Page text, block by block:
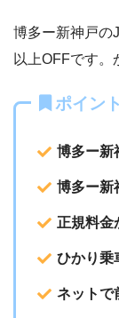
博多ー新神戸の
以上OFFです。
ポイン
博多ー新
博多ー新
正規料金
ひかり乗
ネットで